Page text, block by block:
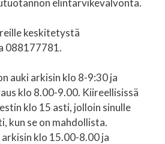
elintarvikevalvonta.
keskitetystä
088177781.
auki arkisin klo 8-9:30 ja
klo 8.00-9.00. Kiireellisissä
klo 15 asti, jolloin sinulle
kun se on mahdollista.
klo 15.00-8.00 ja